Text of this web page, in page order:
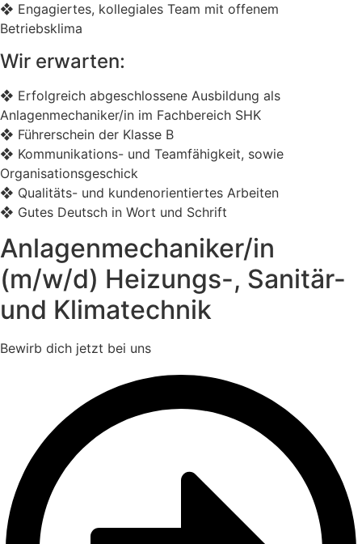
❖ Engagiertes, kollegiales Team mit offenem
Betriebsklima
Wir erwarten:
❖ Erfolgreich abgeschlossene Ausbildung als
Anlagenmechaniker/in im Fachbereich SHK
❖ Führerschein der Klasse B
❖ Kommunikations- und Teamfähigkeit, sowie
Organisationsgeschick
❖ Qualitäts- und kundenorientiertes Arbeiten
❖ Gutes Deutsch in Wort und Schrift
Anlagenmechaniker/in
(m/w/d) Heizungs-, Sanitär-
und Klimatechnik
Bewirb dich jetzt bei uns